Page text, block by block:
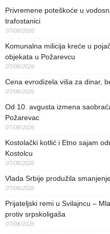
Privremene poteškoće u
trafostanici
07/08/2026
Komunalna milicija kreće u
objekata u Požarevcu
07/08/2026
Cena evrodizela viša za dinar,
07/08/2026
Od 10. avgusta izmena
Požarevac
07/08/2026
Kostolački kotlić i Etno sajam
Kostolcu
07/08/2026
Vlada Srbije produžila
07/08/2026
Prijateljski remi u Svilajncu –
protiv srpskoligaša
07/08/2026